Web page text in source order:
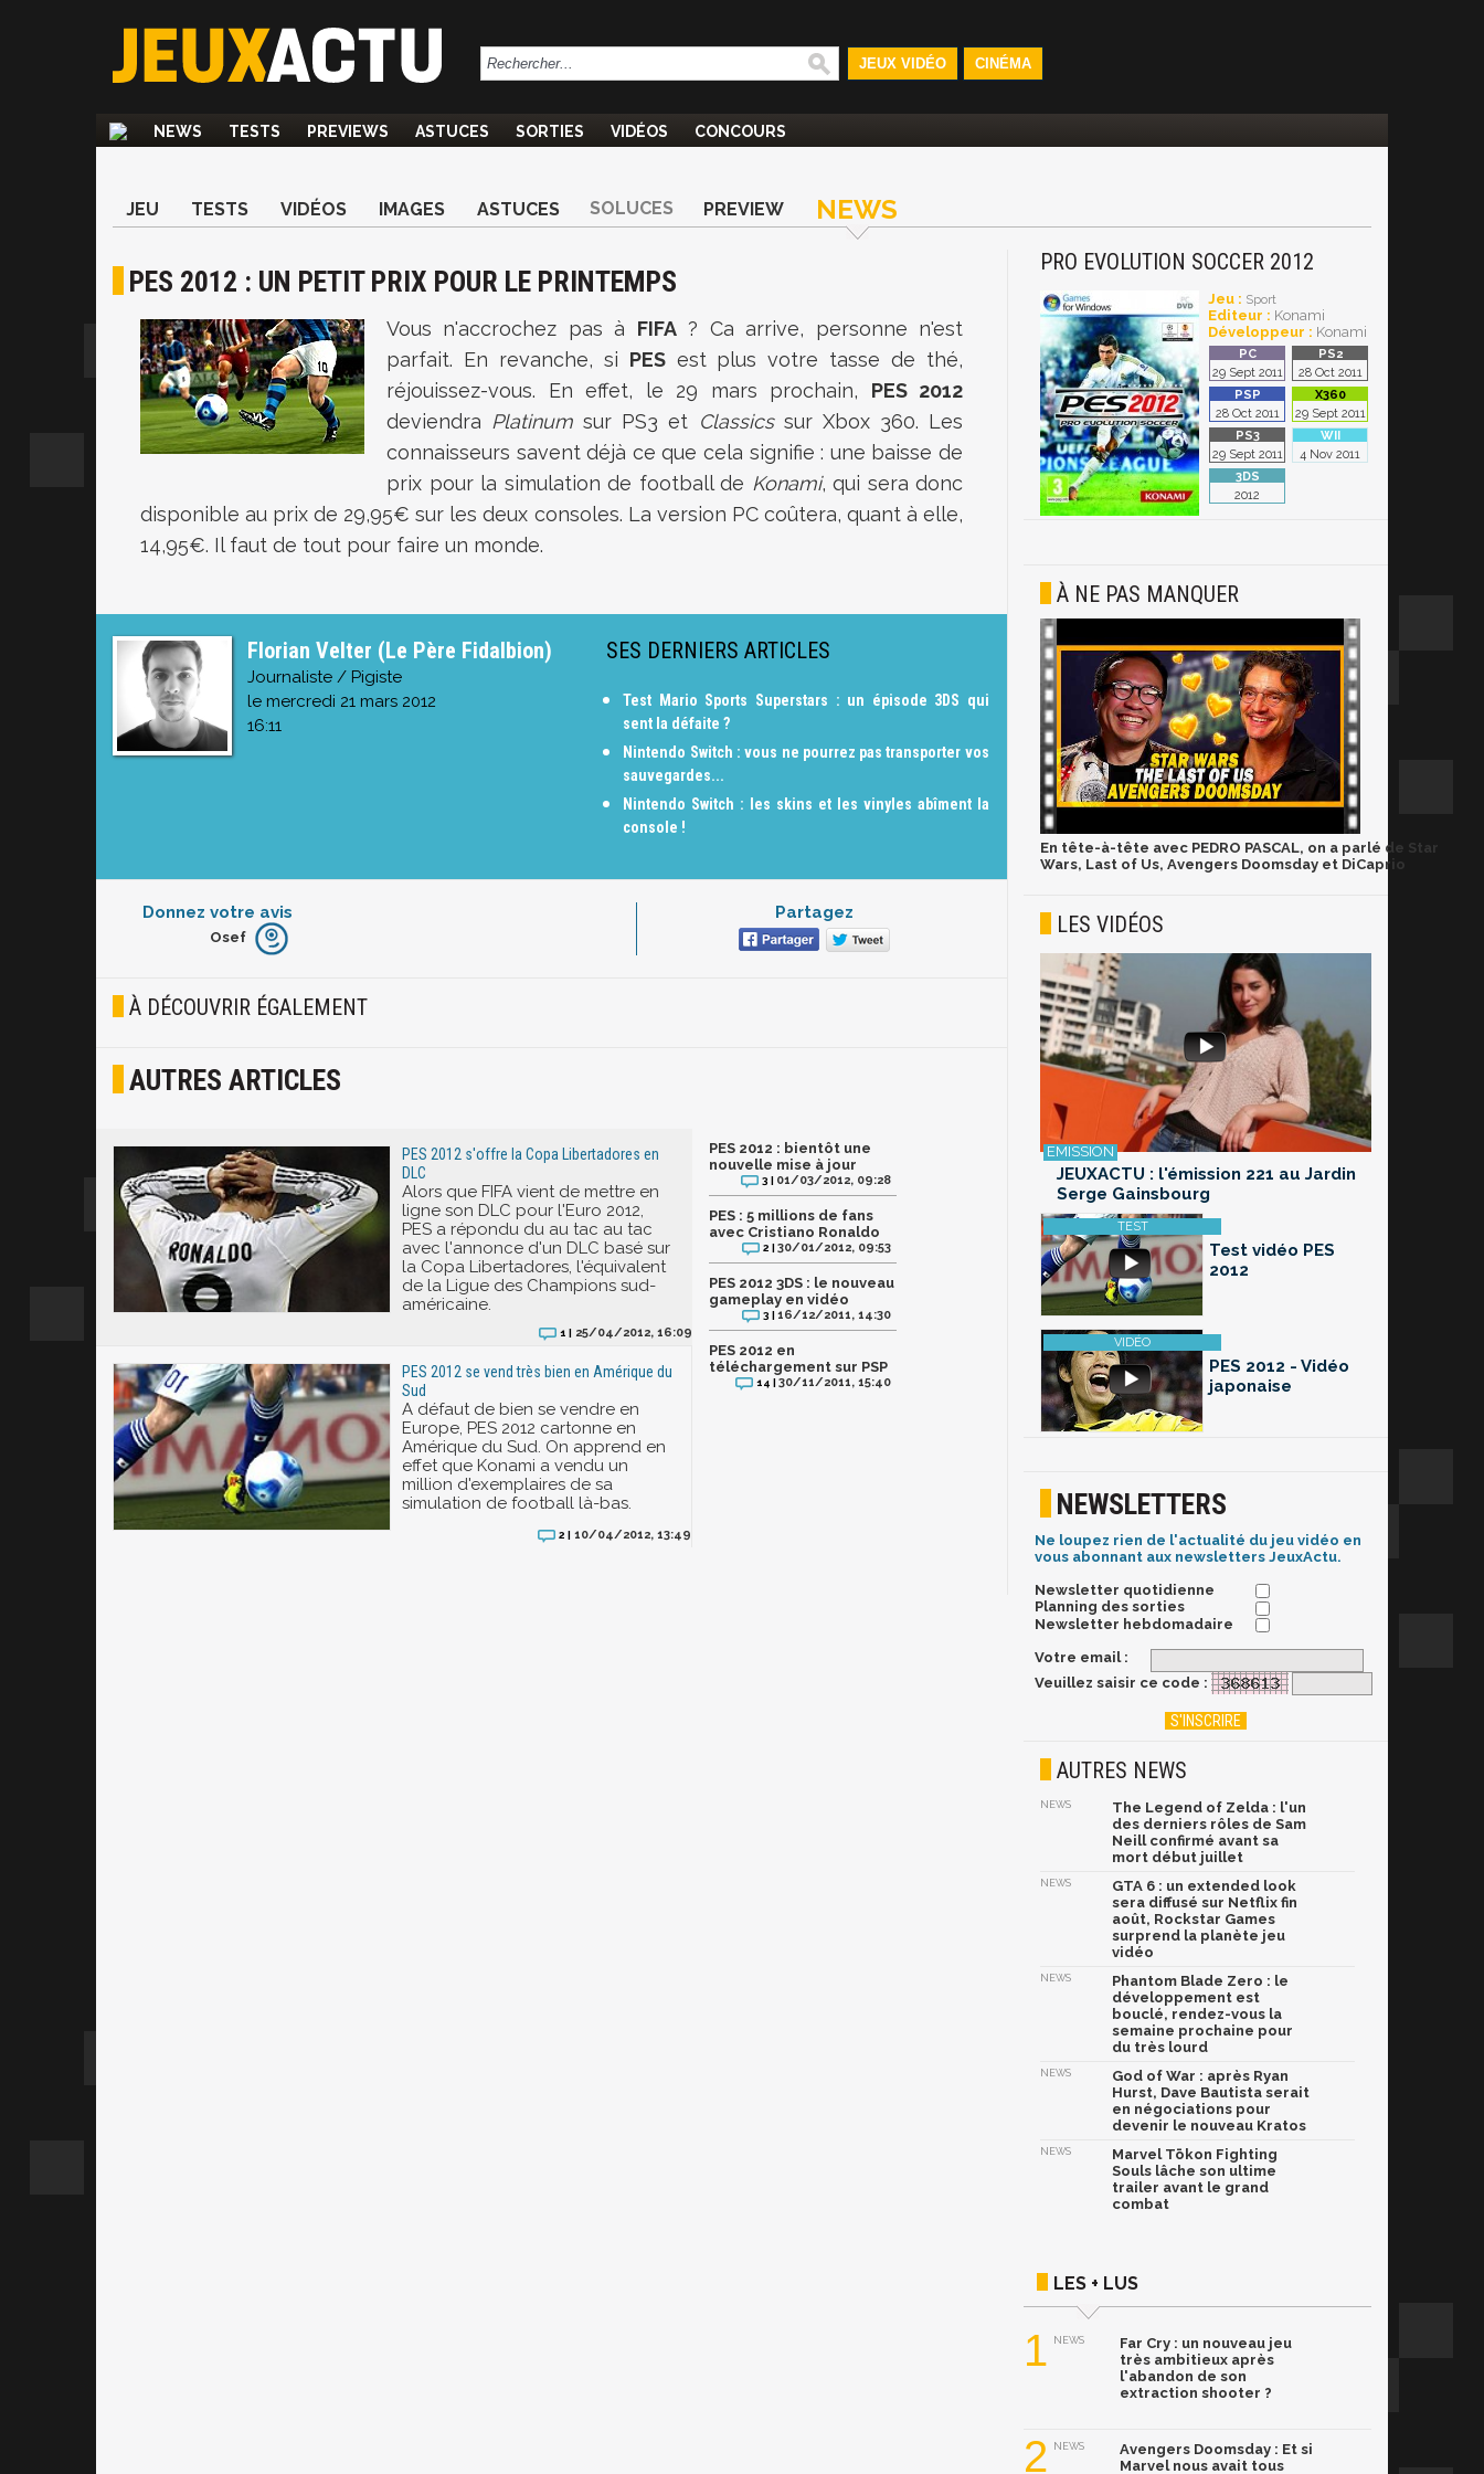
JEUX VIDÉO CINÉMA
NEWS TESTS PREVIEWS ASTUCES SORTIES VIDÉOS CONCOURS
JEU TESTS VIDÉOS IMAGES ASTUCES SOLUCES PREVIEW NEWS
PES 2012 : UN PETIT PRIX POUR LE PRINTEMPS
Vous n'accrochez pas à FIFA? Ca arrive, personne n'est
parfait. En revanche, si PESest plus votre tasse de thé,
réjouissez-vous. En effet, le 29 mars prochain, PES 2012
deviendra Platinum sur PS3 et Classicssur Xbox 360. Les
connaisseurs savent déjà ce que cela signifie : une baisse de
prix pour la simulation de football de Konami, qui sera donc
disponible au prix de 29,95€ sur les deux consoles. La version PC coûtera, quant à elle,
14,95€. Il faut de tout pour faire un monde.
Florian Velter (Le Père Fidalbion)
Journaliste / Pigiste
le mercredi 21 mars 2012
16:11
SES DERNIERS ARTICLES
Test Mario Sports Superstars : un épisode 3DS qui
sent la défaite ?
Nintendo Switch : vous ne pourrez pas transporter vos
sauvegardes...
Nintendo Switch : les skins et les vinyles abîment la
console !
Donnez votre avis
Furieux
Joyeux
Osef
Partagez
À DÉCOUVRIR ÉGALEMENT
AUTRES ARTICLES
PES 2012 s'offre la Copa Libertadores en
DLC
Alors que FIFA vient de mettre en
ligne son DLC pour l'Euro 2012,
PES a répondu du au tac au tac
avec l'annonce d'un DLC basé sur
la Copa Libertadores, l'équivalent
de la Ligue des Champions sud-
américaine.
1 | 25/04/2012, 16:09
PES 2012 se vend très bien en Amérique du
Sud
A défaut de bien se vendre en
Europe, PES 2012 cartonne en
Amérique du Sud. On apprend en
effet que Konami a vendu un
million d'exemplaires de sa
simulation de football là-bas.
2 | 10/04/2012, 13:49
PES 2012 : bientôt une
nouvelle mise à jour
3 | 01/03/2012, 09:28
PES : 5 millions de fans
avec Cristiano Ronaldo
2 |30/01/2012, 09:53
PES 2012 3DS : le nouveau
gameplay en vidéo
3 |16/12/2011, 14:30
PES 2012 en
téléchargement sur PSP
14 |30/11/2011, 15:40
PRO EVOLUTION SOCCER 2012
Jeu : Sport
Editeur : Konami
Développeur : Konami
29 Sept 2011 28 Oct 2011
28 Oct 2011 29 Sept 2011
29 Sept 2011 4 Nov 2011
2012
À NE PAS MANQUER
En tête-à-tête avec PEDRO PASCAL, on a parlé de Star
Wars, Last of Us, Avengers Doomsday et DiCaprio
LES VIDÉOS
JEUXACTU : l'émission 221 au Jardin
Serge Gainsbourg
Test vidéo PES
2012
PES 2012 - Vidéo
japonaise
NEWSLETTERS
Ne loupez rien de l'actualité du jeu vidéo en
vous abonnant aux newsletters JeuxActu.
Newsletter quotidienne
Planning des sorties
Newsletter hebdomadaire
Votre email :
Veuillez saisir ce code :
AUTRES NEWS
NEWS
The Legend of Zelda : l'un
des derniers rôles de Sam
Neill confirmé avant sa
mort début juillet
NEWS
GTA 6 : un extended look
sera diffusé sur Netflix fin
août, Rockstar Games
surprend la planète jeu
vidéo
NEWS
Phantom Blade Zero : le
développement est
bouclé, rendez-vous la
semaine prochaine pour
du très lourd
NEWS
God of War : après Ryan
Hurst, Dave Bautista serait
en négociations pour
devenir le nouveau Kratos
NEWS
Marvel Tōkon Fighting
Souls lâche son ultime
trailer avant le grand
combat
LES + LUS
1 NEWS
Far Cry : un nouveau jeu
très ambitieux après
l'abandon de son
extraction shooter ?
2 NEWS
Avengers Doomsday : Et si
Marvel nous avait tous